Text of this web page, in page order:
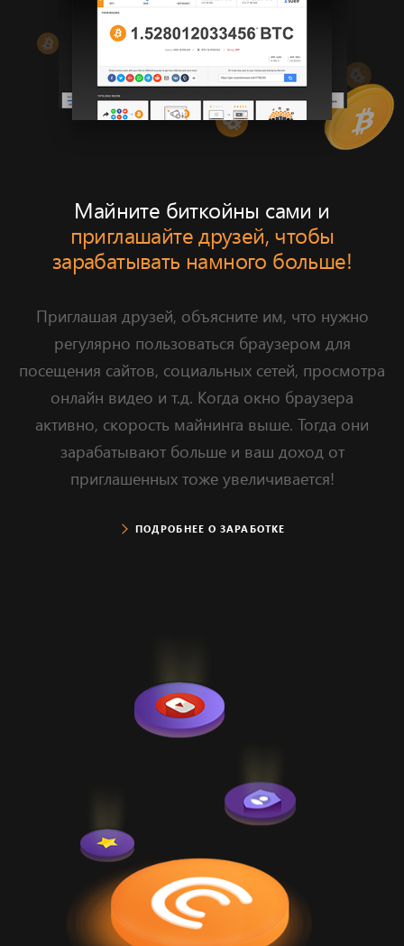
Майните биткойны сами и
приглашайте друзей, чтобы
зарабатывать намного больше!
Приглашая друзей, объясните им, что нужно
регулярно пользоваться браузером для
посещения сайтов, социальных сетей, просмотра
онлайн видео и т.д. Когда окно браузера
активно, скорость майнинга выше. Тогда они
зарабатывают больше и ваш доход от
приглашенных тоже увеличивается!
ПОДРОБНЕЕ О ЗАРАБОТКЕ